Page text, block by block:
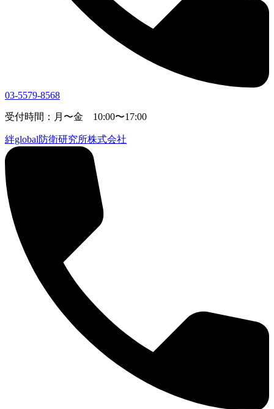
03-5579-8568
受付時間：月〜金 10:00〜17:00
絆global防衛研究所株式会社